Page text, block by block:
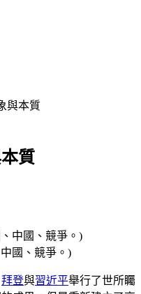
與本質
質
國、競爭。)
拜登與習近平舉行了世所矚